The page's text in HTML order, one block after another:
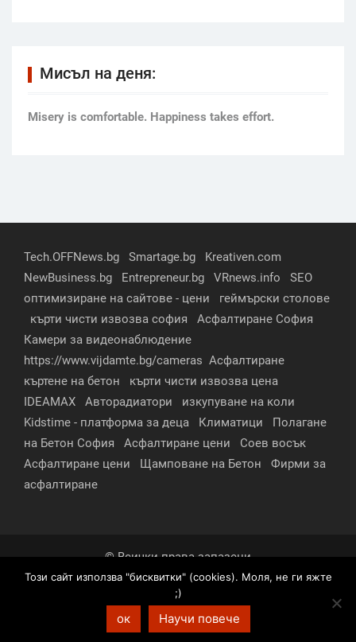
Мисъл на деня:
Мisery is comfortable. Happiness takes effort.
Tech.OFFNews.bg Smartage.bg
Kreativen.com
NewBusiness.bg
Entrepreneur.bg VRnews.info
SEO
оптимизиране на сайтове - цени
геймърски столове
кърти чисти извозва софия
Асфалтиране София
Камери за видеонаблюдение
https://www.vijdamte.bg/cameras Асфалтиране
къртене на бетон
кърти чисти извозва цена
IDEAMAX
Авторадиатори
изкупуване на коли
Kidstime - платформа за деца
Климатици
Полагане
на Бетон София
Асфалтиране цени
Соев восък
Асфалтиране цени
Щамповане на Бетон
Фирми за
асфалтиране
© Всички права запазени
За нас
Контакти Реклама
Партньори
Условия за поверителност
Този сайт използва "бисквитки" (cookies). Моля, не ги яжте
;)
ок Научи повече